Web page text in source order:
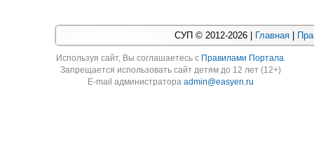
СУП © 2012-2026 | Главная
Используя cайт, Вы соглашаетесь с Правилами Портала.
Запрещается использовать сайт детям до 12 лет (12+)
E-mail администратораadmin@easyen.ru